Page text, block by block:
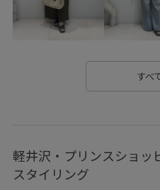
フレンチスリーブ ベーシック
上品 伸縮
幅広 抗菌防臭 抜け感
歩きやすい
すべ
軽井沢・プリンスショッ
スタイリング